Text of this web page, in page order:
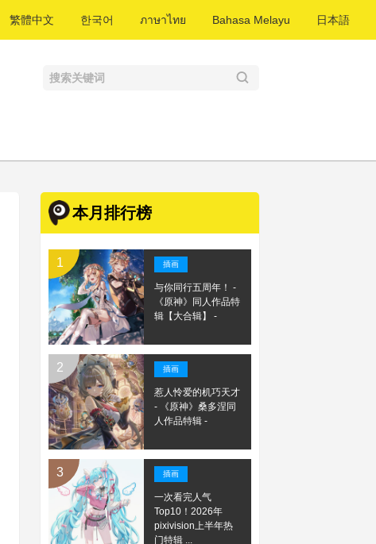
繁體中文 한국어 ภาษาไทย Bahasa Melayu 日本語
本月排行榜
插画
与你同行五周年！ -
《原神》同人作品特
辑【大合辑】 -
插画
惹人怜爱的机巧天才
- 《原神》桑多涅同
人作品特辑 -
插画
一次看完人气
Top10！2026年
pixivision上半年热
门特辑 ...